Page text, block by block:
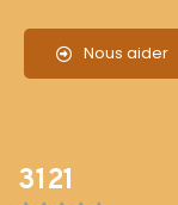
Nous aider
3121